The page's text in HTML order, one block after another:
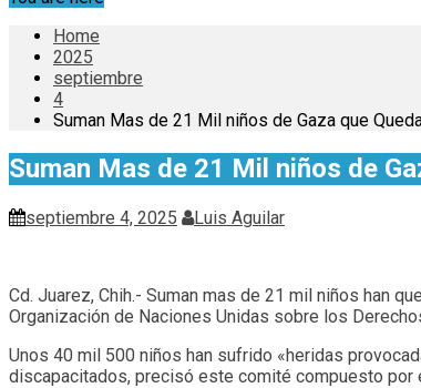
Home
2025
septiembre
4
Suman Mas de 21 Mil niños de Gaza que
Suman Mas de 21 Mil niños de
septiembre 4, 2025 Luis Aguilar
Cd. Juarez, Chih.- Suman mas de 21 mil niños han
Organización de Naciones Unidas sobre los
Unos 40 mil 500 niños han sufrido «heridas
discapacitados, precisó este comité compuesto por